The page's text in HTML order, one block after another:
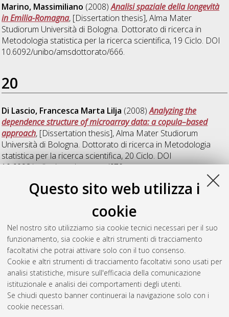
Questo sito web utilizza i
cookie
Nel nostro sito utilizziamo sia cookie tecnici necessari per il suo
funzionamento, sia cookie e altri strumenti di tracciamento
facoltativi che potrai attivare solo con il tuo consenso.
Cookie e altri strumenti di tracciamento facoltativi sono usati per
analisi statistiche, misure sull'efficacia della comunicazione
istituzionale e analisi dei comportamenti degli utenti.
Se chiudi questo banner continuerai la navigazione solo con i
cookie necessari.
Marino, Massimiliano (2008)Analisi spaziale della longevità
in Emilia-Romagna, [Dissertation thesis], Alma Mater
Studiorum Università di Bologna. Dottorato di ricerca in
Metodologia statistica per la ricerca scientifica, 19 Ciclo. DOI
10.6092/unibo/amsdottorato/666.
20
Di Lascio, Francesca Marta Lilja (2008)Analyzing the
dependence structure of microarray data: a copula–based
approach, [Dissertation thesis], Alma Mater Studiorum
Università di Bologna. Dottorato di ricerca in Metodologia
statistica per la ricerca scientifica, 20 Ciclo. DOI
10.6092/unibo/amsdottorato/670.
Zagoraiou, Maroussa(2008)Esperimenti per modelli
parzialmente lineari con applicazione ai computer
, [Dissertation thesis], Alma Mater Studiorum
Università di Bologna. Dottorato di ricerca in
statistica per la ricerca scientifica, 20 Ciclo. DOI
10.6092/unibo/amsdottorato/668.
Questa lista e' stata generata il Thu Aug 6 20:32:16 2026
Atom